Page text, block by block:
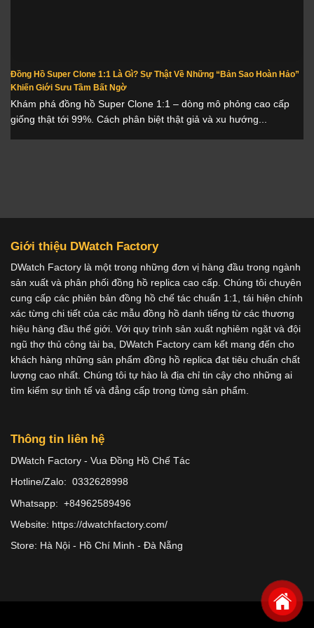
Đồng Hồ Super Clone 1:1 Là Gì? Sự Thật Về Những “Bản Sao Hoàn Hảo”
Khiến Giới Sưu Tầm Bất Ngờ
Khám phá đồng hồ Super Clone 1:1 – dòng mô phỏng cao cấp
giống thật tới 99%. Cách phân biệt thật giả và xu hướng...
Giới thiệu DWatch Factory
DWatch Factory là một trong những đơn vị hàng đầu trong ngành
sản xuất và phân phối đồng hồ replica cao cấp. Chúng tôi chuyên
cung cấp các phiên bản đồng hồ chế tác chuẩn 1:1, tái hiện chính
xác từng chi tiết của các mẫu đồng hồ danh tiếng từ các thương
hiệu hàng đầu thế giới. Với quy trình sản xuất nghiêm ngặt và đội
ngũ thợ thủ công tài ba, DWatch Factory cam kết mang đến cho
khách hàng những sản phẩm đồng hồ replica đạt tiêu chuẩn chất
lượng cao nhất. Chúng tôi tự hào là địa chỉ tin cậy cho những ai
tìm kiếm sự tinh tế và đẳng cấp trong từng sản phẩm.
Thông tin liên hệ
DWatch Factory - Vua Đồng Hồ Chế Tác
Hotline/Zalo: 0332628998
Whatsapp: +84962589496
Website: https://dwatchfactory.com/
Store: Hà Nội - Hồ Chí Minh - Đà Nẵng